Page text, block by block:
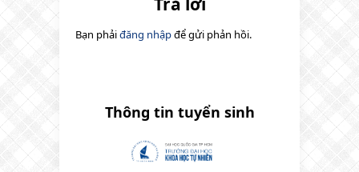
Bạn phảiđăng nhậpđể gửi phản hồi.
Thông tin tuyển sinh